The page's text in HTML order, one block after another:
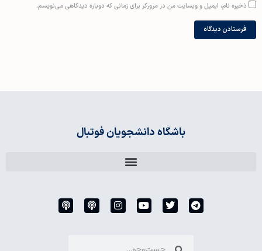
ذخیره نام، ایمیل و وبسایت من در مرورگر برای زمانی که دوباره دیدگاهی می‌نویسم.
باشگاه دانشجویان فوتبال